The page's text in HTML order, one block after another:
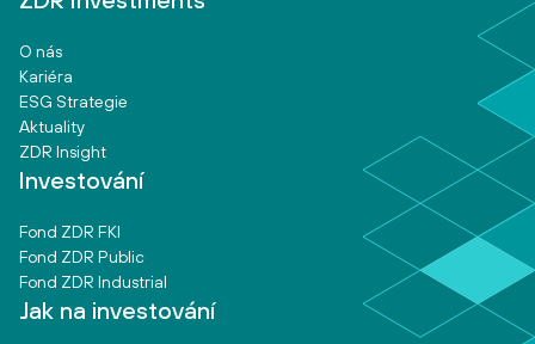
O nás
Kariéra
ESG Strategie
Aktuality
ZDR Insight
Investování
Fond ZDR FKI
Fond ZDR Public
Fond ZDR Industrial
Jak na investování